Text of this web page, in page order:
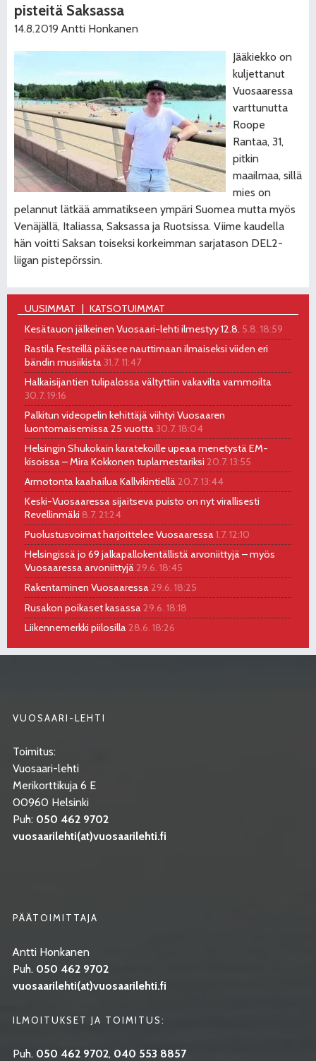
pisteitä Saksassa
14.8.2019 Antti Honkanen
Jääkiekko on
kuljettanut
Vuosaaressa
varttunutta
Roope
Rantaa, 31,
pitkin
maailmaa, sillä
mies on
pelannut lätkää ammatikseen ympäri Suomea mutta myös
Venäjällä, Italiassa, Saksassa ja Ruotsissa. Viime kaudella
hän voitti Saksan toiseksi korkeimman sarjatason DEL2-
liigan pistepörssin.
UUSIMMAT
KATSOTUIMMAT
Kesätauon jälkeinen Vuosaari-lehti ilmestyy 12.8. 5.8. 18:59
Rastila Festeillä pääsee nauttimaan ilmaiseksi viiden eri
bändin musiikista31.7. 11:47
Halkaisijantien tulipalossa vältyttiin vakavilta vammoilta
30.7. 19:16
Palkitun videopelin kehittäjä viihtyi Vuosaaren
luontomaisemissa 25 vuotta30.7. 18:04
Helsingin Shukokain karatekoille upeaa menetystä EM-
kisoissa – Mira Kokkonen tuplamestariksi 20.7. 13:55
Armotonta kaahailua Kallvikintiellä20.7. 13:44
Keski-Vuosaaressa sijaitseva puisto on nyt virallisesti
Revellinmäki 8.7. 21:24
Puolustusvoimat harjoittelee Vuosaaressa1.7. 12:10
Helsingissä jo 69 jalkapallokentällistä arvoniittyjä – myös
Vuosaaressa arvoniittyjä29.6. 18:45
Rakentaminen Vuosaaressa29.6. 18:25
Rusakon poikaset kasassa 29.6. 18:18
Liikennemerkki piilosilla 28.6. 18:26
VUOSAARI-LEHTI
Toimitus:
Vuosaari-lehti
Merikorttikuja 6 E
00960 Helsinki
Puh: 050 462 9702
vuosaarilehti(at)vuosaarilehti.fi
PÄÄTOIMITTAJA
Antti Honkanen
Puh. 050 462 9702
vuosaarilehti(at)vuosaarilehti.fi
ILMOITUKSET JA TOIMITUS:
Puh. 050 462 9702, 040 553 8857